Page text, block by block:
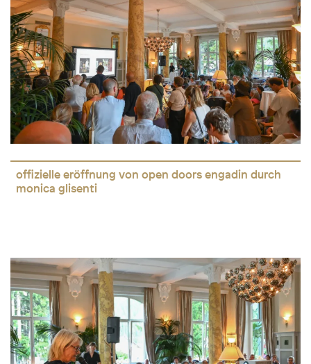
offizielle eröffnung von open doors engadin durch
monica glisenti